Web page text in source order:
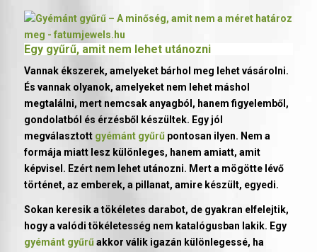
Egy gyűrű, amit nem lehet utánozni
Vannak ékszerek, amelyeket bárhol meg lehet vásárolni.
És vannak olyanok, amelyeket nem lehet máshol
megtalálni, mert nemcsak anyagból, hanem figyelemből,
gondolatból és érzésből készültek. Egy jól
megválasztott gyémánt gyűrűpontosan ilyen. Nem a
formája miatt lesz különleges, hanem amiatt, amit
képvisel. Ezért nem lehet utánozni. Mert a mögötte lévő
történet, az emberek, a pillanat, amire készült, egyedi.
Sokan keresik a tökéletes darabot, de gyakran elfelejtik,
hogy a valódi tökéletesség nem katalógusban lakik. Egy
gyémánt gyűrűakkor válik igazán különlegessé, ha